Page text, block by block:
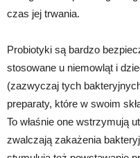
czas jej trwania.
Probiotyki są bardzo
stosowane u niemowląt i
(zazwyczaj tych
preparaty, które w swoim
To właśnie one wstrzymują
zwalczają zakażenia